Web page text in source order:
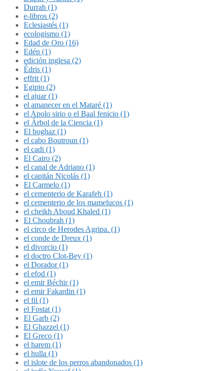
Durrah (1)
e-libros (2)
Eclesiastés (1)
ecologismo (1)
Edad de Oro (16)
Edén (1)
edición inglesa (2)
Édris (1)
effrit (1)
Egipto (2)
el ajuar (1)
el amanecer en el Mataré (1)
el Apolo sirio o el Baal fenicio (1)
el Árbol de la Ciencia (1)
El boghaz (1)
el cabo Boutroun (1)
el cadi (1)
El Cairo (2)
el canal de Adriano (1)
el capitán Nicolás (1)
El Carmelo (1)
el cementerio de Karafeh (1)
el cementerio de los mamelucos (1)
el cheikh Aboud Khaled (1)
El Choubrah (1)
el circo de Herodes Agripa. (1)
el conde de Dreux (1)
el divorcio (1)
el doctro Clot-Bey (1)
el Dorador (1)
el efod (1)
el emir Béchir (1)
el emir Fakardin (1)
el fil (1)
el Fostat (1)
El Garb (2)
El Ghazzel (1)
El Greco (1)
el harem (1)
el hulla (1)
el islote de los perros abandonados (1)